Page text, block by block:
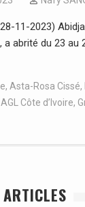
11-2023)
a abrité du 23 au
, Asta-Rosa Cissé,
Côte d’Ivoire,